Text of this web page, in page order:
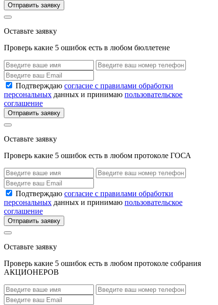
Отправить заявку
Оставьте заявку
Проверь какие 5 ошибок есть в любом бюллетене
Подтверждаю согласие с правилами обработки
персональных данных и принимаю пользовательское
соглашение
Отправить заявку
Оставьте заявку
Проверь какие 5 ошибок есть в любом протоколе ГОСА
Подтверждаю согласие с правилами обработки
персональных данных и принимаю пользовательское
соглашение
Отправить заявку
Оставьте заявку
Проверь какие 5 ошибок есть в любом протоколе собрания
АКЦИОНЕРОВ